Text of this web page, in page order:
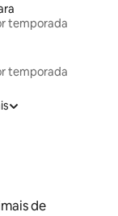
temporada
temporada
de